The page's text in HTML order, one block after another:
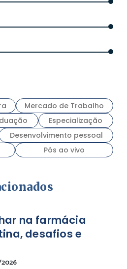
Mercado de Trabalho
Especialização
Desenvolvimento pessoal
Pós ao vivo
na farmácia
desafios e